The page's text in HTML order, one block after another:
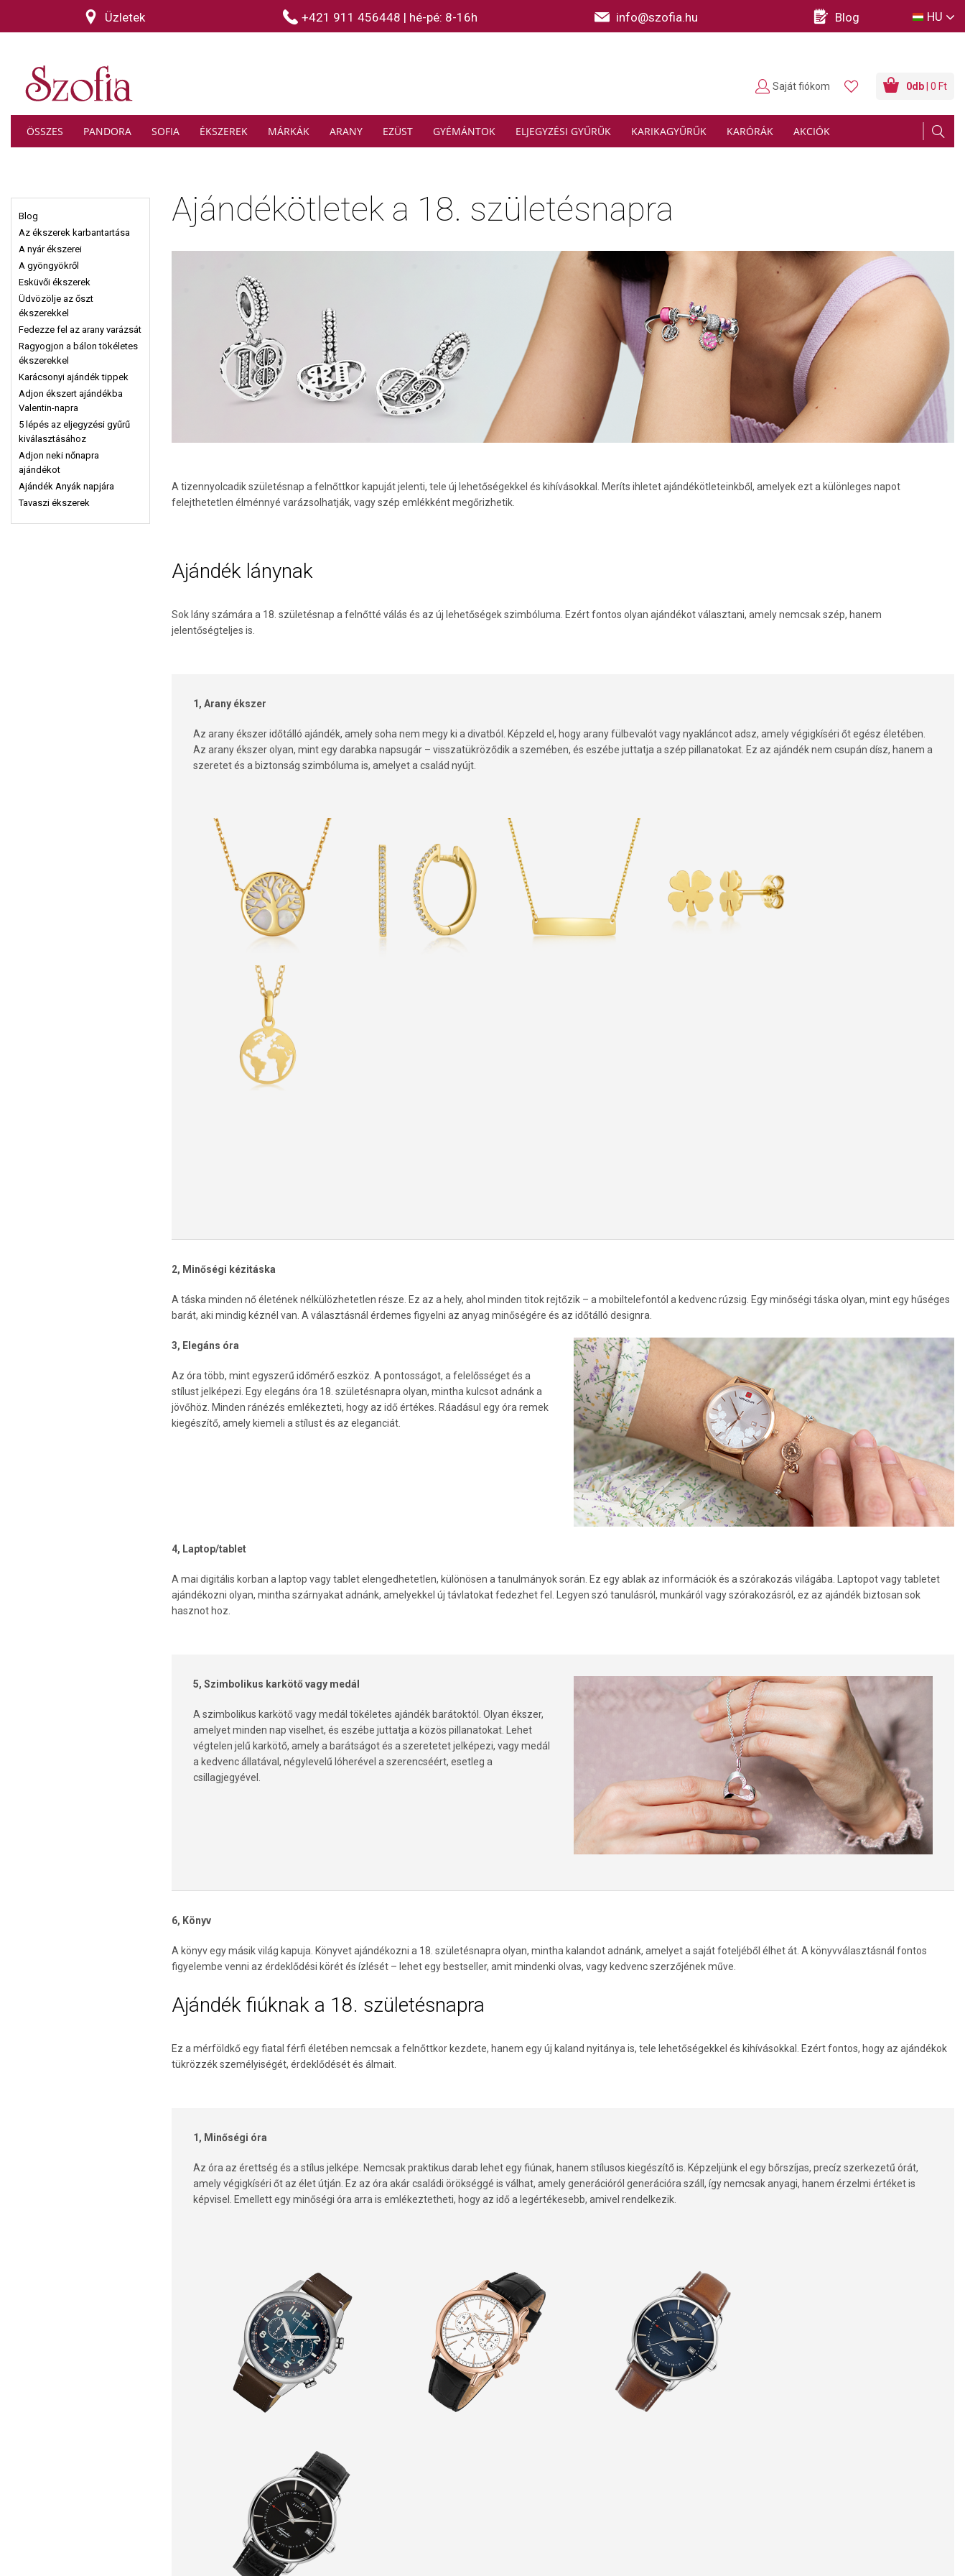
Üzletek +421 911 456448 | hé-pé: 8-16h info@szofia.hu Blog HU
ÖSSZES PANDORA SOFIA ÉKSZEREK MÁRKÁK ARANY EZÜST GYÉMÁNTOK ELJEGYZÉSI GYŰRŰK KARIKAGYŰRŰK KARÓRÁK AKCIÓK
0db | 0 Ft
Saját fiókom
Blog
Az ékszerek karbantartása
A nyár ékszerei
A gyöngyökről
Esküvői ékszerek
Üdvözölje az őszt
ékszerekkel
Fedezze fel az arany varázsát
Ragyogjon a bálon tökéletes
ékszerekkel
Karácsonyi ajándék tippek
Adjon ékszert ajándékba
Valentin-napra
5 lépés az eljegyzési gyűrű
kiválasztásához
Adjon neki nőnapra
ajándékot
Ajándék Anyák napjára
Tavaszi ékszerek
Ajándékötletek a 18. születésnapra
A tizennyolcadik születésnap a felnőttkor kapuját jelenti, tele új lehetőségekkel és kihívásokkal. Meríts ihletet ajándékötleteinkből, amelyek ezt a különleges napot
felejthetetlen élménnyé varázsolhatják, vagy szép emlékként megőrizhetik.
Ajándék lánynak
Sok lány számára a 18. születésnap a felnőtté válás és az új lehetőségek szimbóluma. Ezért fontos olyan ajándékot választani, amely nemcsak szép, hanem
jelentőségteljes is.
1, Arany ékszer
Az arany ékszer időtálló ajándék, amely soha nem megy ki a divatból. Képzeld el, hogy arany fülbevalót vagy nyakláncot adsz, amely végigkíséri őt egész életében.
Az arany ékszer olyan, mint egy darabka napsugár – visszatükröződik a szemében, és eszébe juttatja a szép pillanatokat. Ez az ajándék nem csupán dísz, hanem a
szeretet és a biztonság szimbóluma is, amelyet a család nyújt.
2, Minőségi kézitáska
A táska minden nő életének nélkülözhetetlen része. Ez az a hely, ahol minden titok rejtőzik – a mobiltelefontól a kedvenc rúzsig. Egy minőségi táska olyan, mint egy hűséges
barát, aki mindig kéznél van. A választásnál érdemes figyelni az anyag minőségére és az időtálló designra.
3, Elegáns óra
Az óra több, mint egyszerű időmérő eszköz. A pontosságot, a felelősséget és a
stílust jelképezi. Egy elegáns óra 18. születésnapra olyan, mintha kulcsot adnánk a
jövőhöz. Minden ránézés emlékezteti, hogy az idő értékes. Ráadásul egy óra remek
kiegészítő, amely kiemeli a stílust és az eleganciát.
4, Laptop/tablet
A mai digitális korban a laptop vagy tablet elengedhetetlen, különösen a tanulmányok során. Ez egy ablak az információk és a szórakozás világába. Laptopot vagy tabletet
ajándékozni olyan, mintha szárnyakat adnánk, amelyekkel új távlatokat fedezhet fel. Legyen szó tanulásról, munkáról vagy szórakozásról, ez az ajándék biztosan sok
hasznot hoz.
5, Szimbolikus karkötő vagy medál
A szimbolikus karkötő vagy medál tökéletes ajándék barátoktól. Olyan ékszer,
amelyet minden nap viselhet, és eszébe juttatja a közös pillanatokat. Lehet
végtelen jelű karkötő, amely a barátságot és a szeretetet jelképezi, vagy medál
a kedvenc állatával, négylevelű lóherével a szerencséért, esetleg a
csillagjegyével.
6, Könyv
A könyv egy másik világ kapuja. Könyvet ajándékozni a 18. születésnapra olyan, mintha kalandot adnánk, amelyet a saját foteljéből élhet át. A könyvválasztásnál fontos
figyelembe venni az érdeklődési körét és ízlését – lehet egy bestseller, amit mindenki olvas, vagy kedvenc szerzőjének műve.
Ajándék fiúknak a 18. születésnapra
Ez a mérföldkő egy fiatal férfi életében nemcsak a felnőttkor kezdete, hanem egy új kaland nyitánya is, tele lehetőségekkel és kihívásokkal. Ezért fontos, hogy az ajándékok
tükrözzék személyiségét, érdeklődését és álmait.
1, Minőségi óra
Az óra az érettség és a stílus jelképe. Nemcsak praktikus darab lehet egy fiúnak, hanem stílusos kiegészítő is. Képzeljünk el egy bőrszíjas, precíz szerkezetű órát,
amely végigkíséri őt az élet útján. Ez az óra akár családi örökséggé is válhat, amely generációról generációra száll, így nemcsak anyagi, hanem érzelmi értéket is
képvisel. Emellett egy minőségi óra arra is emlékeztetheti, hogy az idő a legértékesebb, amivel rendelkezik.